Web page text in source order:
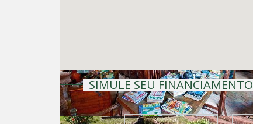
SIMULE SEU FINANCIAMENTO